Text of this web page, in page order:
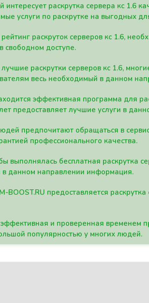
раскрутка сервера кс 1.6
услуги по раскрутке на выгодных
раскруток серверов кс 1.6,
свободном доступе.
раскрутки серверов кс 1.6,
весь необходимый в данном
эффективная программа для
предоставляет лучшие услуги в
предпочитают обращаться в
профессионального качества.
выполнялась бесплатная раскрутка
в данном направлении информация.
BOOST.RU предоставляется
и проверенная временем
популярностью у многих людей.